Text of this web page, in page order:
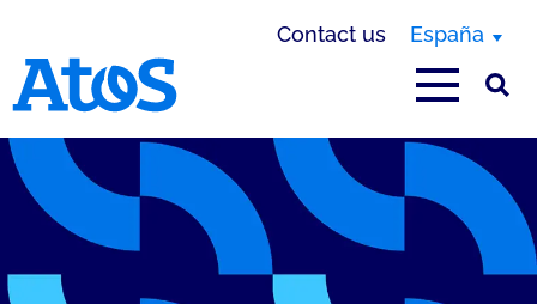
Contact us España